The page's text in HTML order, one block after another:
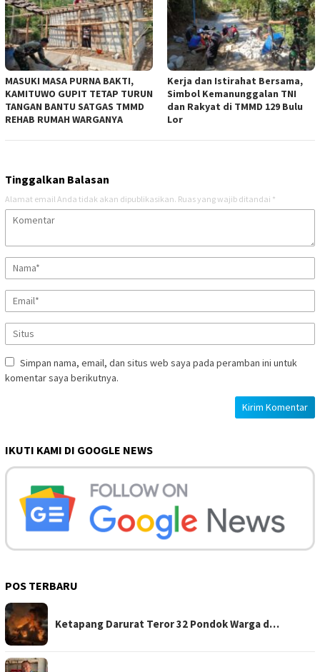
MASUKI MASA PURNA BAKTI,
KAMITUWO GUPIT TETAP TURUN
TANGAN BANTU SATGAS TMMD
REHAB RUMAH WARGANYA
Kerja dan Istirahat Bersama,
Simbol Kemanunggalan TNI
dan Rakyat di TMMD 129 Bulu
Lor
Tinggalkan Balasan
Alamat email Anda tidak akan dipublikasikan. Ruas yang wajib ditandai *
Simpan nama, email, dan situs web saya pada peramban ini untuk
komentar saya berikutnya.
IKUTI KAMI DI GOOGLE NEWS
POS TERBARU
Ketapang Darurat Teror 32 Pondok Warga d…